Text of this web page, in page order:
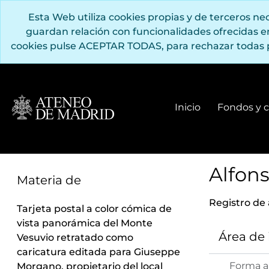
Esta Web utiliza cookies propias y de terceros
guardan relación con funcionalidades ofrecidas
cookies pulse ACEPTAR TODAS, para rechazar
Inicio Fondos y
Materia de
Tarjeta postal a color cómica de
vista panorámica del Monte
Vesuvio retratado como
caricatura editada para Giuseppe
Morgano, propietario del local
Registro
Área
Forma